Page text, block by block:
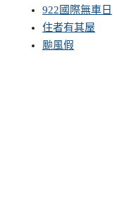
922國際無車日
住者有其屋
颱風假